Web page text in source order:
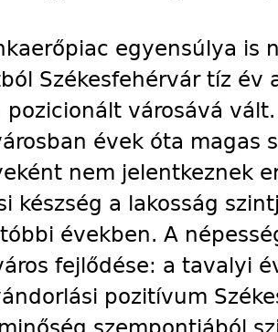
egyensúlya is
Székesfehérvár tíz év
pozicionált városává
évek óta magas
nem jelentkeznek
készség a lakosság
években. A
fejlődése: a tavalyi
pozitívum